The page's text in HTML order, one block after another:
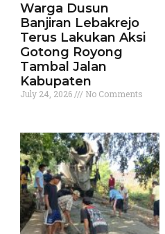
Warga Dusun
Banjiran Lebakrejo
Terus Lakukan Aksi
Gotong Royong
Tambal Jalan
Kabupaten
July 24, 2026 No Comments